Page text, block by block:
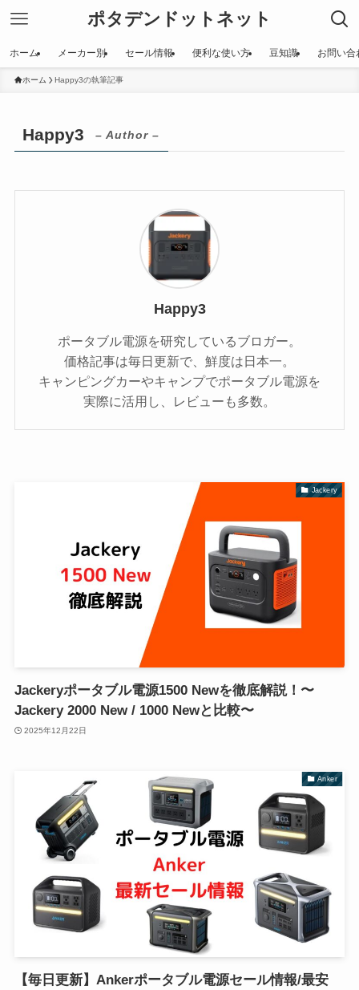
ポタデンドットネット
ホーム メーカー別 セール情報 便利な使い方 豆知識 お問い合
ホーム Happy3の執筆記事
Happy3 – Author –
Happy3
ポータブル電源を研究しているブロガー。
価格記事は毎日更新で、鮮度は日本一。
キャンピングカーやキャンプでポータブル電源を
実際に活用し、レビューも多数。
Jackery
Jackeryポータブル電源1500 Newを徹底解説！〜
Jackery 2000 New / 1000 Newと比較〜
2025年12月22日
Anker
【毎日更新】Ankerポータブル電源セール情報/最安